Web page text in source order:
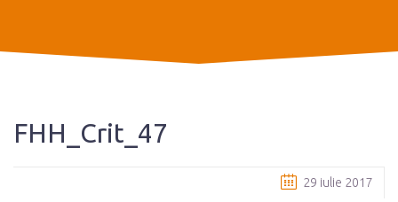
FHH_Crit_47
29 iulie 2017